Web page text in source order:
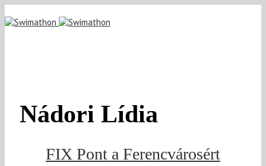
Nádori Lídia
FIX Pont a Ferencvárosért